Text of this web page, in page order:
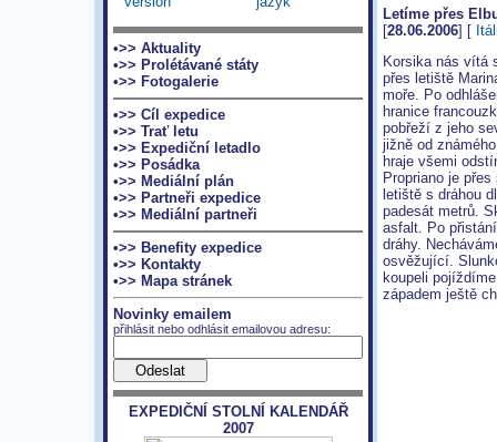
•>> Aktuality
•>> Prolétávané státy
•>> Fotogalerie
•>> Cíl expedice
•>> Trať letu
•>> Expediční letadlo
•>> Posádka
•>> Mediální plán
•>> Partneři expedice
•>> Mediální partneři
•>> Benefity expedice
•>> Kontakty
•>> Mapa stránek
Novinky emailem
přihlásit nebo odhlásit emailovou adresu:
EXPEDIČNÍ STOLNÍ KALENDÁŘ
2007
Letíme přes
[28.06.2006] [
Korsika nás vítá
přes letiště
moře. Po
hranice
pobřeží z jeho
jižně od
hraje všemi
Propriano je
letiště s dráhou
padesát metrů.
asfalt. Po
dráhy.
osvěžující.
koupeli
západem ještě